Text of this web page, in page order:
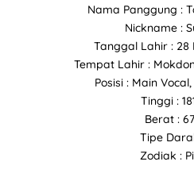
Nama Panggung :
Nickname :
Tanggal Lahir : 28
Tempat Lahir :
Posisi : Main
Tinggi :
Berat :
Tipe
Zodiak :